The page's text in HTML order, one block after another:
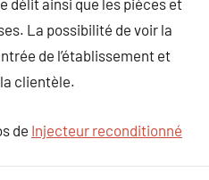
délit ainsi que les pièces et
La possibilité de voir la
de l’établissement et
clientèle.
de Injecteur reconditionné